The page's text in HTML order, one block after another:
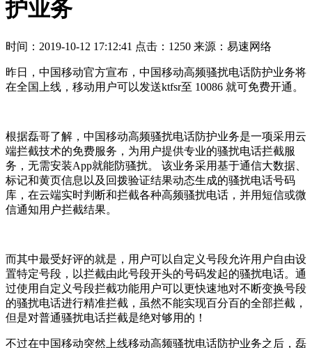
护业务
时间：2019-10-12 17:12:41 点击：1250 来源：易速网络
昨日，中国移动官方宣布，中国移动高频骚扰电话防护业务将
在全国上线，移动用户可以发送ktfsr至 10086 就可免费开通。
根据磊哥了解，中国移动高频骚扰电话防护业务是一项采用云
端拦截技术的免费服务，为用户提供专业的骚扰电话拦截服
务，无需安装App就能防骚扰。 该业务采用基于通信大数据、
标记和黄页信息以及回拨验证结果动态生成的骚扰电话号码
库，在云端实时判断和拦截各种高频骚扰电话，并用短信或微
信通知用户拦截结果。
而其中最受好评的就是，用户可以自定义号段允许用户自由设
置特定号段，以拦截由此号段开头的号码发起的骚扰电话。通
过使用自定义号段拦截功能用户可以更快速地对不断变换号段
的骚扰电话进行精准拦截，虽然不能实现百分百的全部拦截，
但是对普通骚扰电话拦截是绝对够用的！
不过在中国移动突然上线移动高频骚扰电话防护业务之后，磊